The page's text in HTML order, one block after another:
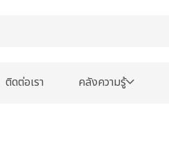
ติดต่อเรา คลังความรู้